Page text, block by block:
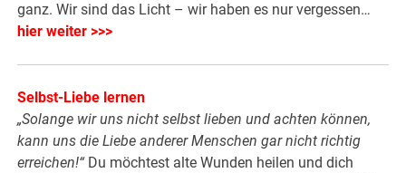
ganz. Wir sind das Licht – wir haben es nur vergessen…
hier weiter >>>
Selbst-Liebe lernen
„Solange wir uns nicht selbst lieben und achten können,
kann uns die Liebe anderer Menschen gar nicht richtig
erreichen!“ Du möchtest alte Wunden heilen und dich